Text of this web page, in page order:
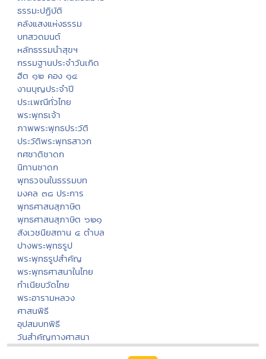
ธรรมะปฏิบัติ
คลังแสงแห่งธรรม
บทสวดมนต์
หลักธรรมนำสุขฯ
กรรมฐานประจำวันเกิด
ฮีต ๑๒ คอง ๑๔
งานบุญประจำปี
ประเพณีทั่วไทย
พระพุทธเจ้า
ภาพพระพุทธประวัติ
ประวัติพระพุทธสาวก
ทศชาติชาดก
นิทานชาดก
พุทธวจนในธรรมบท
มงคล ๓๘ ประการ
พุทธศาสนสุภาษิต
พุทธศาสนสุภาษิต ๖๒๑
สังเวชนียสถาน ๔ ตำบล
ปางพระพุทธรูป
พระพุทธรูปสำคัญ
พระพุทธศาสนาในไทย
ทำเนียบวัดไทย
พระอารามหลวง
ศาสนพิธี
อุปสมบทพิธี
วันสำคัญทางศาสนา